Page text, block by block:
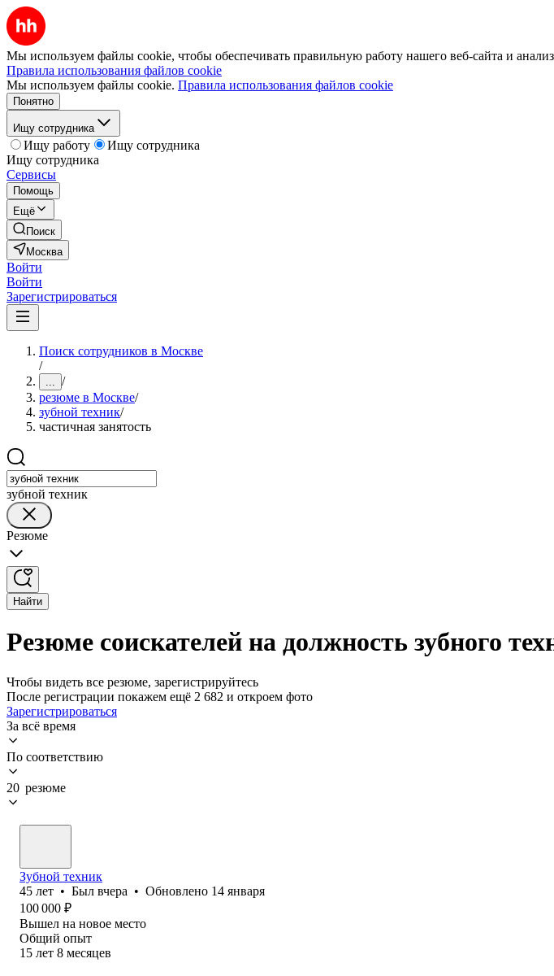
Мы используем файлы cookie, чтобы обеспечивать правильную работу нашего веб-сайта и
Правила использования файлов cookie
Мы используем файлы cookie. Правила использования файлов cookie
Понятно
Ищу сотрудника
Ищу работу
Ищу сотрудника
Ищу сотрудника
Сервисы
Помощь
Ещё
Поиск
Москва
Войти
Войти
Зарегистрироваться
Поиск сотрудников в Москве
/
... /
резюме в Москве/
зубной техник/
частичная занятость
зубной техник
Резюме
Найти
Резюме соискателей на должность зубного
Чтобы видеть все резюме, зарегистрируйтесь
После регистрации покажем ещё 2 682 и откроем фото
Зарегистрироваться
За всё время
По соответствию
20 резюме
Зубной техник
45 лет • Был вчера • Обновлено 14 января
100 000 ₽
Вышел на новое место
Общий опыт
15 лет 8 месяцев